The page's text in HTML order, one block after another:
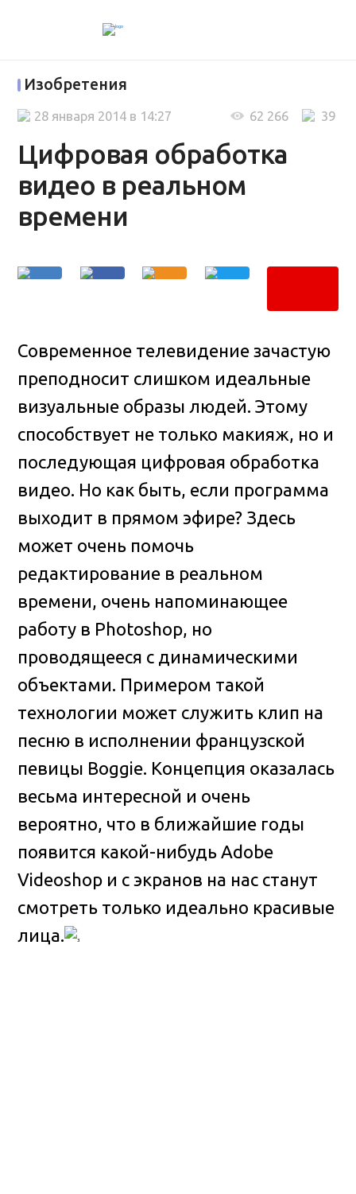
Изобретения
Цифровая обработка
видео в реальном
времени
39
62 266
28 января 2014 в 14:27
Современное телевидение зачастую
преподносит слишком идеальные
визуальные образы людей. Этому
способствует не только макияж, но и
последующая цифровая обработка
видео. Но как быть, если программа
выходит в прямом эфире? Здесь
может очень помочь
редактирование в реальном
времени, очень напоминающее
работу в Photoshop, но
проводящееся с динамическими
объектами. Примером такой
технологии может служить клип на
песню в исполнении французской
певицы Boggie. Концепция оказалась
весьма интересной и очень
вероятно, что в ближайшие годы
появится какой-нибудь Adobe
Videoshop и с экранов на нас станут
смотреть только идеально красивые
лица.